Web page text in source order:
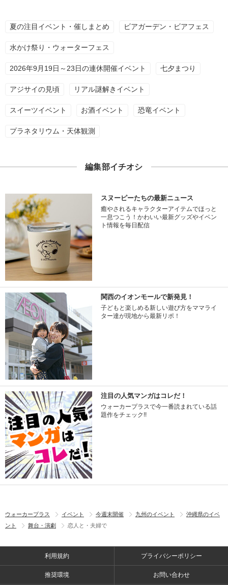
夏の注目イベント・催しまとめ ビアガーデン・ビアフェス
水かけ祭り・ウォーターフェス
2026年9月19日～23日の連休開催イベント 七夕まつり
アジサイの見頃 リアル謎解きイベント
スイーツイベント お酒イベント 恐竜イベント
プラネタリウム・天体観測
編集部イチオシ
スヌーピーたちの最新ニュース
癒やされるキャラクターアイテムでほっと
一息つこう！かわいい最新グッズやイベン
ト情報を毎日配信
関西のイオンモールで新発見！
子どもと楽しめる新しい遊び方をママライ
ター達が現地から最新リポ！
注目の人気マンガはコレだ！
ウォーカープラスで今一番読まれている話
題作をチェック!!
ウォーカープラス イベント 今週末開催 九州のイベント
沖縄県のイベ
ント
舞台・演劇 恋人と・夫婦で
利用規約 プライバシーポリシー
推奨環境 お問い合わせ